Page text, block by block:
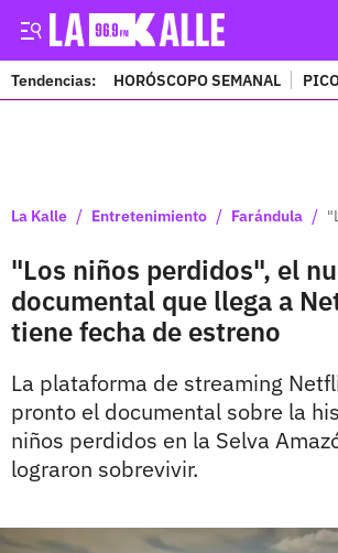
Tendencias: HORÓSCOPO SEMANAL
La Kalle / Entretenimiento / Farándula /
"Los niños perdidos", el
documental que llega a
tiene fecha de estreno
La plataforma de streaming
pronto el documental sobre la
niños perdidos en la Selva
lograron sobrevivir.